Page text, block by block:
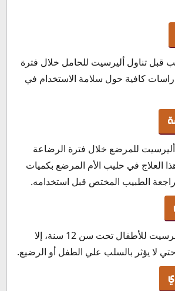
قبل تناول أليرسيت للحامل خلال فترة
دراسات كافية حول سلامة الاستخدام في
للمرضع خلال فترة الرضاعة
العلاج في حليب الأم المرضع بكميات
الطبيب المختص قبل استخدامه.
لا ينصح باستعمال أليرسيت للأطفال تحت سن 12 سنة، إلا
لا يؤثر بالسلب علي الطفل أو الرضيع.